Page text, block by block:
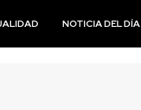
NOTICIA DEL DÍA